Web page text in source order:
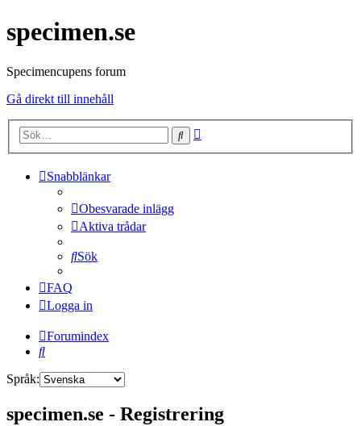
specimen.se
Specimencupens forum
Gå direkt till innehåll
Sök
Snabblänkar
Obesvarade inlägg
Aktiva trådar
Sök
FAQ
Logga in
Forumindex
Sök
Språk:
specimen.se - Registrering